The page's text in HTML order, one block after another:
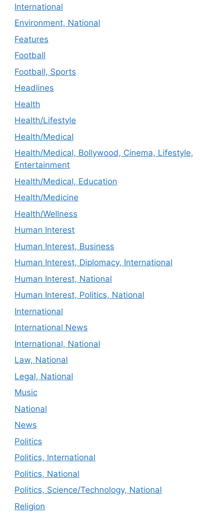
International
Environment, National
Features
Football
Football, Sports
Headlines
Health
Health/Lifestyle
Health/Medical
Health/Medical, Bollywood, Cinema, Lifestyle,
Entertainment
Health/Medical, Education
Health/Medicine
Health/Wellness
Human Interest
Human Interest, Business
Human Interest, Diplomacy, International
Human Interest, National
Human Interest, Politics, National
International
International News
International, National
Law, National
Legal, National
Music
National
News
Politics
Politics, International
Politics, National
Politics, Science/Technology, National
Religion